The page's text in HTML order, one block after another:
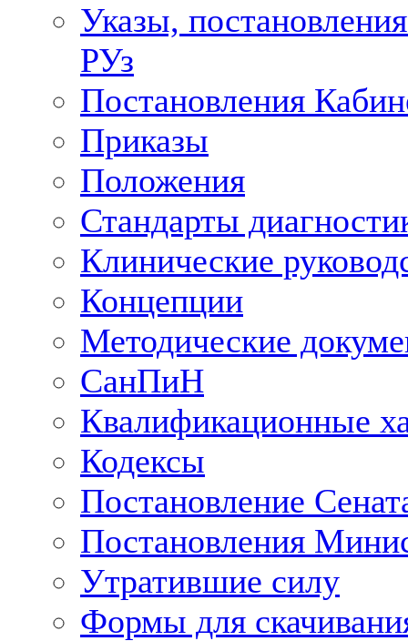
Указы,
РУз
Постановления
Приказы
Положения
Стандарты
Клинические
Концепции
Методические
СанПиН
Квалификационные
Кодексы
Постановление
Постановления
Утратившие силу
Формы для